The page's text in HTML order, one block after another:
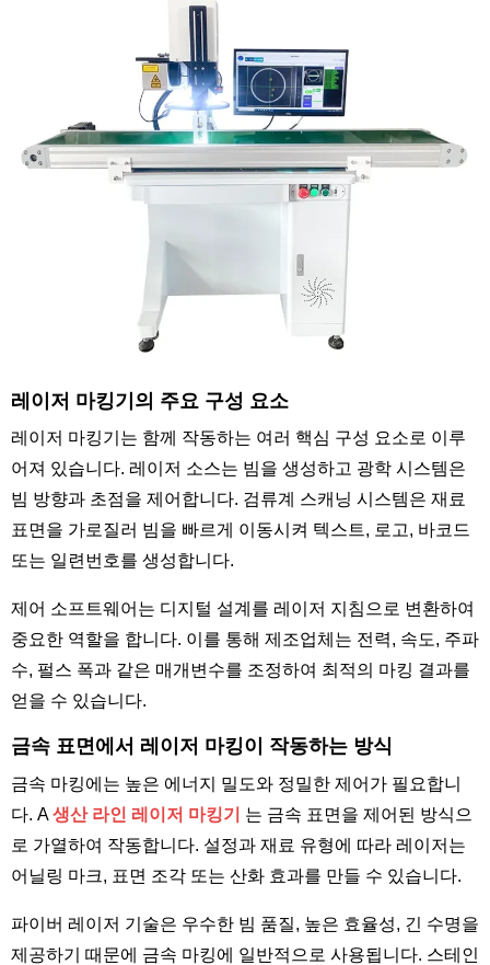
레이저 마킹기의 주요 구성 요소
레이저 마킹기는 함께 작동하는 여러 핵심 구성 요소로 이루
어져 있습니다. 레이저 소스는 빔을 생성하고 광학 시스템은
빔 방향과 초점을 제어합니다. 검류계 스캐닝 시스템은 재료
표면을 가로질러 빔을 빠르게 이동시켜 텍스트, 로고, 바코드
또는 일련번호를 생성합니다.
제어 소프트웨어는 디지털 설계를 레이저 지침으로 변환하여
중요한 역할을 합니다. 이를 통해 제조업체는 전력, 속도, 주파
수, 펄스 폭과 같은 매개변수를 조정하여 최적의 마킹 결과를
얻을 수 있습니다.
금속 표면에서 레이저 마킹이 작동하는 방식
금속 마킹에는 높은 에너지 밀도와 정밀한 제어가 필요합니
다. A생산 라인 레이저 마킹기
는 금속 표면을 제어된 방식으
로 가열하여 작동합니다. 설정과 재료 유형에 따라 레이저는
어닐링 마크, 표면 조각 또는 산화 효과를 만들 수 있습니다.
파이버 레이저 기술은 우수한 빔 품질, 높은 효율성, 긴 수명을
제공하기 때문에 금속 마킹에 일반적으로 사용됩니다. 스테인